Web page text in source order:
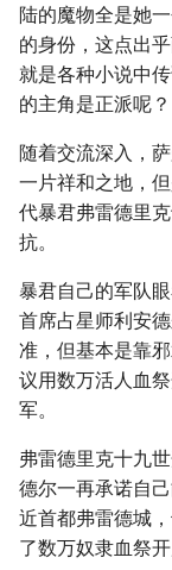
陆的魔物全是她
的身份，这点出
就是各种小说中
的主角是正派呢？
随着交流深入，
一片祥和之地，
代暴君弗雷德里
抗。
暴君自己的军队
首席占星师利安
准，但基本是靠
议用数万活人血
军。
弗雷德里克十九
德尔一再承诺自
近首都弗雷德城
了数万奴隶血祭开